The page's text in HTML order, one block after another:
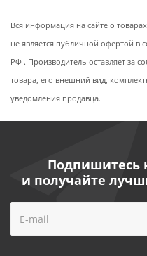
Вся информация на сайте о
не является публичной офертой в
РФ . Производитель оставляет за
товара, его внешний вид,
уведомления продавца.
Подпишитесь
и получайте